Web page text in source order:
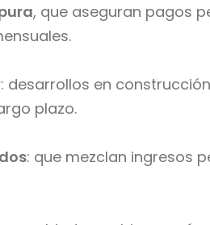
, que aseguran pagos
: desarrollos en
plazo.
: que mezclan ingresos